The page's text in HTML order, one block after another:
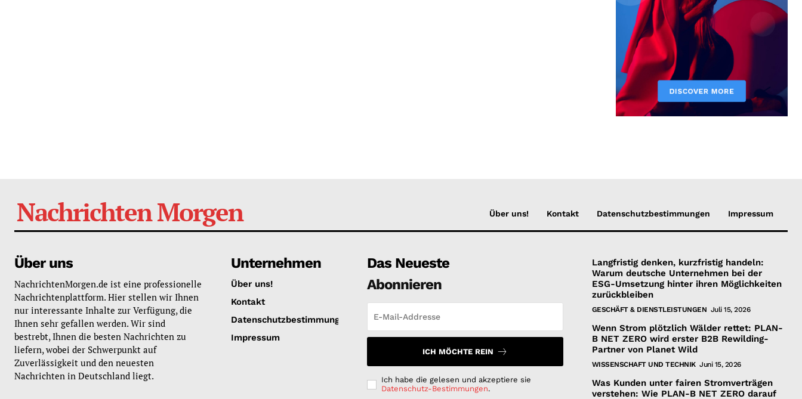
Nachrichten Morgen Über uns! Kontakt Datenschutzbestimmungen Impressum
Über uns
NachrichtenMorgen.de ist eine professionelle
Nachrichtenplattform. Hier stellen wir Ihnen
nur interessante Inhalte zur Verfügung, die
Ihnen sehr gefallen werden. Wir sind
bestrebt, Ihnen die besten Nachrichten zu
liefern, wobei der Schwerpunkt auf
Zuverlässigkeit und den neuesten
Nachrichten in Deutschland liegt.
Unternehmen
Über uns!
Kontakt
Datenschutzbestimmungen
Impressum
Das Neueste
Abonnieren
ICH MÖCHTE REIN
Ich habe die gelesen und akzeptiere sie
Datenschutz-Bestimmungen.
Langfristig denken, kurzfristig handeln:
Warum deutsche Unternehmen bei der
ESG-Umsetzung hinter ihren Möglichkeiten
zurückbleiben
GESCHÄFT & DIENSTLEISTUNGEN Juli 15, 2026
Wenn Strom plötzlich Wälder rettet: PLAN-
B NET ZERO wird erster B2B Rewilding-
Partner von Planet Wild
WISSENSCHAFT UND TECHNIK Juni 15, 2026
Was Kunden unter fairen Stromverträgen
verstehen: Wie PLAN-B NET ZERO darauf